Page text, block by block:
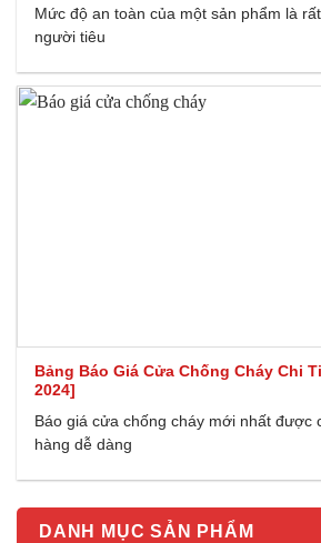
Mức độ an toàn của một sản phẩm là
người tiêu
Bảng Báo Giá Cửa Chống Cháy Chi
2024]
Báo giá cửa chống cháy mới nhất được
hàng dễ dàng
DANH MỤC SẢN PHẨM